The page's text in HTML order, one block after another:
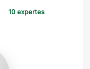
10 expertes